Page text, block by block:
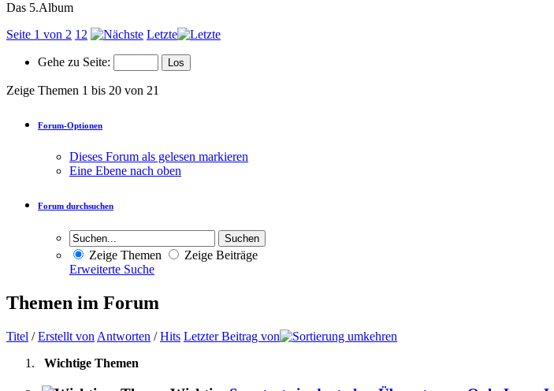
Das 5.Album
Seite 1 von 2 12 Letzte
Gehe zu Seite:
Zeige Themen 1 bis 20 von 21
Forum-Optionen
Dieses Forum als gelesen markieren
Eine Ebene nach oben
Forum durchsuchen
Zeige Themen
Zeige Beiträge
Erweiterte Suche
Themen im Forum
Titel /Erstellt von Antworten /Hits Letzter Beitrag von
Wichtige Themen